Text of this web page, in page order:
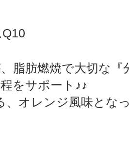
脂肪燃焼で大切な『
をサポート♪♪
、オレンジ風味とな